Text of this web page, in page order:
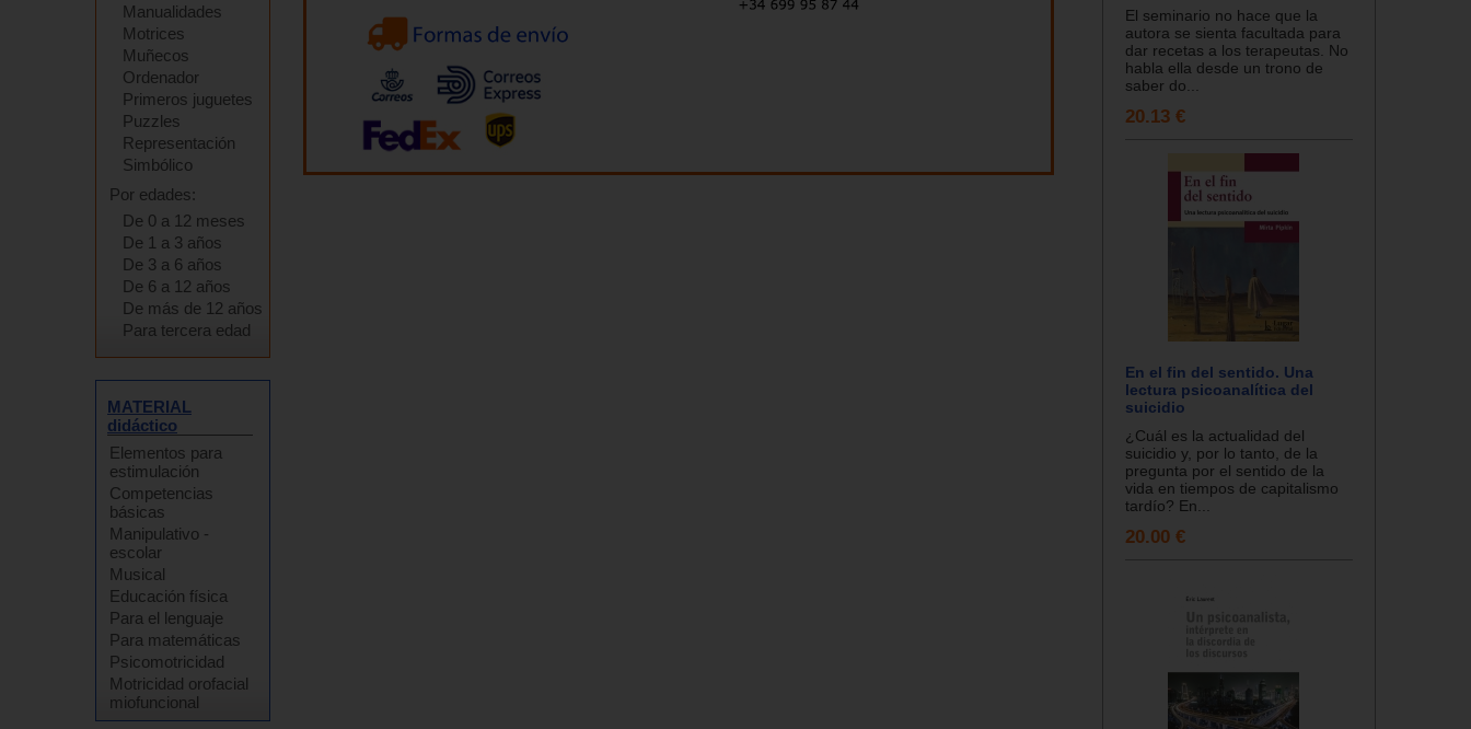
Manualidades
Motrices
Muñecos
Ordenador
Primeros juguetes
Puzzles
Representación
Simbólico
Por edades:
De 0 a 12 meses
De 1 a 3 años
De 3 a 6 años
De 6 a 12 años
De más de 12 años
Para tercera edad
MATERIAL
didáctico
Elementos para
estimulación
Competencias
básicas
Manipulativo -
escolar
Musical
Educación física
Para el lenguaje
Para matemáticas
Psicomotricidad
Motricidad orofacial
miofuncional
El seminario no hace que la
autora se sienta facultada para
dar recetas a los terapeutas. No
habla ella desde un trono de
saber do...
20.13 €
En el fin del sentido. Una
lectura psicoanalítica del
suicidio
¿Cuál es la actualidad del
suicidio y, por lo tanto, de la
pregunta por el sentido de la
vida en tiempos de capitalismo
tardío? En...
20.00 €